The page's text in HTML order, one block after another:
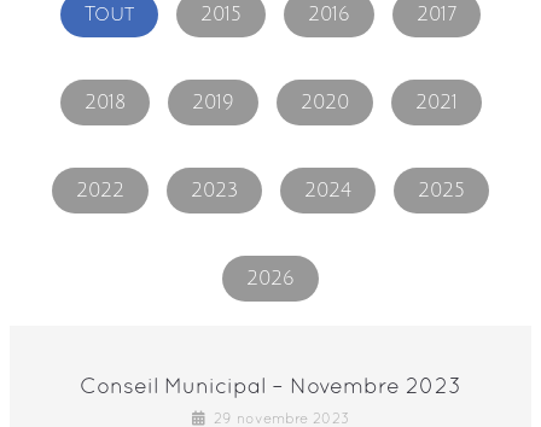
Tout 2015 2016 2017
2018 2019 2020 2021
2022 2023 2024 2025
2026
Conseil Municipal – Novembre 2023
29 novembre 2023